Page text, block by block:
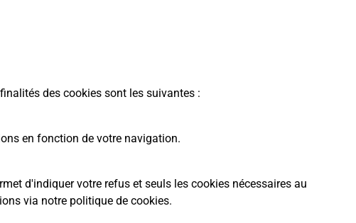
des cookies sont les suivantes :
en fonction de votre navigation.
d'indiquer votre refus et seuls les cookies nécessaires au
via notre politique de cookies.